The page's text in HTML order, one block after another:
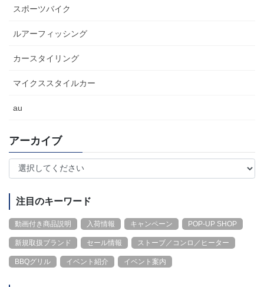
スポーツバイク
ルアーフィッシング
カースタイリング
マイクススタイルカー
au
アーカイブ
注目のキーワード
動画付き商品説明 入荷情報 キャンペーン POP-UP SHOP
新規取扱ブランド セール情報 ストーブ／コンロ／ヒーター
BBQグリル イベント紹介 イベント案内